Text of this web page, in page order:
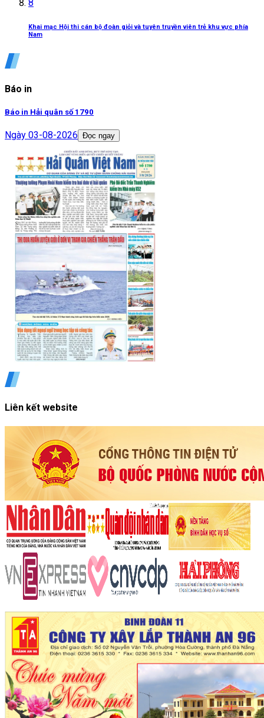
8
Khai mạc Hội thi cán bộ đoàn giỏi và tuyên truyền viên trẻ khu vực phía
Nam
Báo in
Báo in Hải quân số 1790
Ngày 03-08-2026 Đọc ngay
Liên kết website